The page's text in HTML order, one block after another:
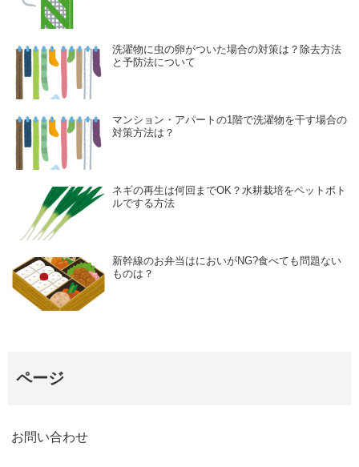
洗濯物に虫の卵がついた場合の対策は？除去方法
と予防法について
マンション・アパートの1階で洗濯物を干す場合の
対策方法は？
ネギの再生は何回までOK？水耕栽培をペットボト
ルでする方法
新幹線のお弁当はにおいがNG?食べても問題ない
ものは？
ページ
お問い合わせ